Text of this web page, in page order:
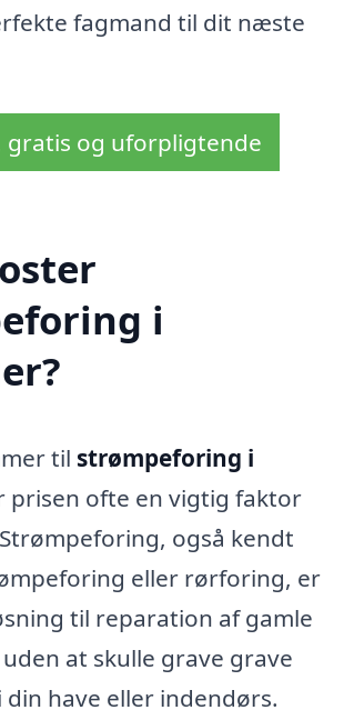
fagmand til dit næste
gratis og uforpligtende
i
til strømpeforing i
prisen ofte en vigtig faktor
også kendt
eller rørforing, er
til reparation af gamle
at skulle grave grave
have eller indendørs.